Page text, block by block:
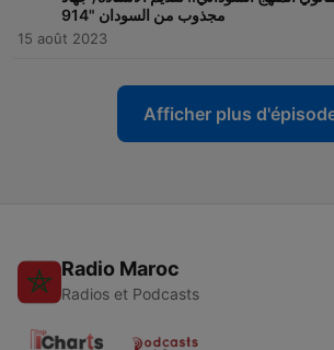
مجذوب من السودان "914
15 août 2023
Afficher plus
Radio Maroc
Radios et Podcasts